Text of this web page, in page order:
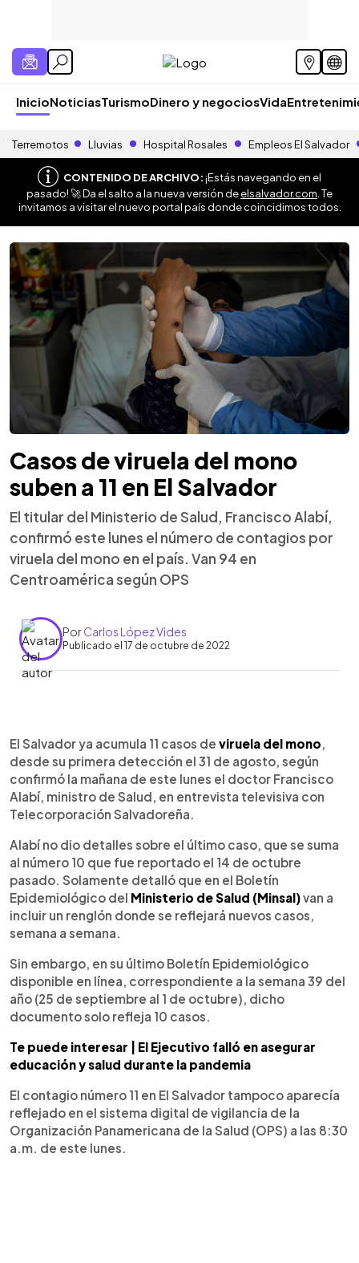
InicioNoticiasTurismoDinero y negociosVida
Terremotos Lluvias Hospital Rosales Empleos El Salvador
CONTENIDO DE ARCHIVO:¡Estás navegando en el
pasado! 🚀 Da el salto a la nueva versión deelsalvador.com . Te
invitamos a visitar el nuevo portal país donde coincidimos todos.
Casos de viruela del mono
suben a 11 en El Salvador
El titular del Ministerio de Salud, Francisco Alabí,
confirmó este lunes el número de contagios por
viruela del mono en el país. Van 94 en
Centroamérica según OPS
PorCarlos López Vides
Publicado el 17 de octubre de 2022
Escuchar artículo
El Salvador ya acumula 11 casos de viruela del mono
desde su primera detección el 31 de agosto, según
confirmó la mañana de este lunes el doctor Francisco
Alabí, ministro de Salud, en entrevista televisiva con
Telecorporación Salvadoreña.
Alabí no dio detalles sobre el último caso, que se suma
al número 10 que fue reportado el 14 de octubre
pasado. Solamente detalló que en el Boletín
Epidemiológico del Ministerio de Salud (Minsal)van a
incluir un renglón donde se reflejará nuevos casos,
semana a semana.
Sin embargo, en su último Boletín Epidemiológico
disponible en línea, correspondiente a la semana 39 del
año (25 de septiembre al 1 de octubre), dicho
documento solo refleja 10 casos.
Te puede interesar | El Ejecutivo falló en asegurar
educación y salud durante la pandemia
El contagio número 11 en El Salvador tampoco aparecía
reflejado en el sistema digital de vigilancia de la
Organización Panamericana de la Salud (OPS) a las 8:30
a.m. de este lunes.